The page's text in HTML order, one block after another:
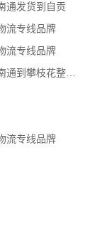
通发货到自贡
流专线品牌
流专线品牌
南通到攀枝花物流公司-南通至攀枝花货运专线-南通到攀枝花整车运输
流专线品牌